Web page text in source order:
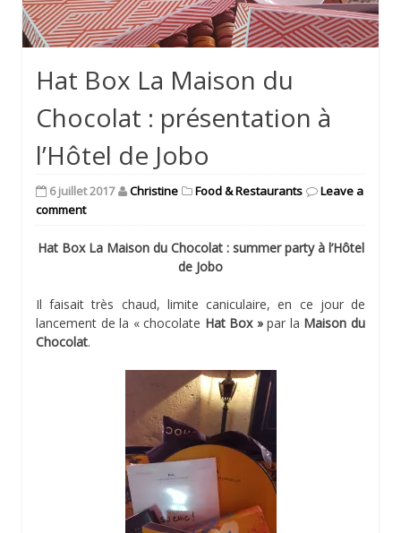
Hat Box La Maison du
Chocolat : présentation à
l’Hôtel de Jobo
6 juillet 2017 Christine Food & Restaurants
Leave a
comment
Hat Box La Maison du Chocolat : summer party à l’Hôtel
de Jobo
Il faisait très chaud, limite caniculaire, en ce jour de
lancement de la « chocolate Hat Box »par la Maison du
Chocolat.